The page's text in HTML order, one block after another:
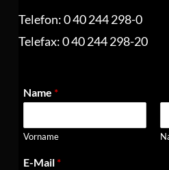
Telefon: 0 40 244 298-0
Telefax: 0 40 244 298-20
Name *
Vorname
E-Mail *